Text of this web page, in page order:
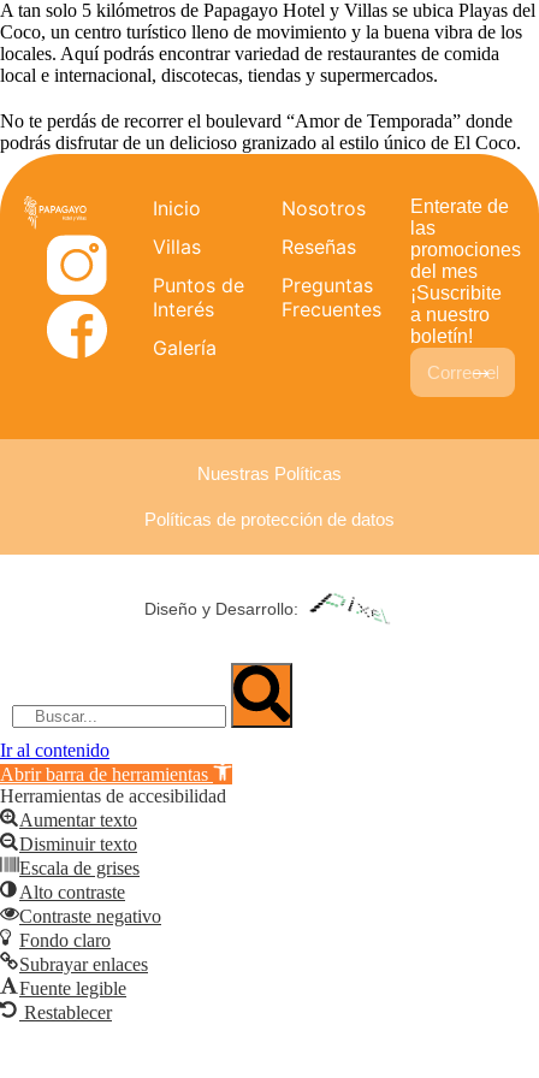
A tan solo 5 kilómetros de Papagayo Hotel y Villas se ubica Playas del
Coco, un centro turístico lleno de movimiento y la buena vibra de los
locales. Aquí podrás encontrar variedad de restaurantes de comida
local e internacional, discotecas, tiendas y supermercados.
No te perdás de recorrer el boulevard “Amor de Temporada” donde
podrás disfrutar de un delicioso granizado al estilo único de El Coco.
Inicio
Villas
Puntos de
Interés
Galería
Nosotros
Reseñas
Preguntas
Frecuentes
Enterate de
las
promociones
del mes
¡Suscribite
a nuestro
boletín!
Nuestras Políticas
Políticas de protección de datos
Diseño y Desarrollo:
Ir al contenido
Abrir barra de herramientas
Herramientas de accesibilidad
Aumentar texto
Disminuir texto
Escala de grises
Alto contraste
Contraste negativo
Fondo claro
Subrayar enlaces
Fuente legible
Restablecer